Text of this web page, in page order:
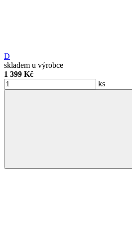
D
skladem u výrobce
1 399 Kč
ks